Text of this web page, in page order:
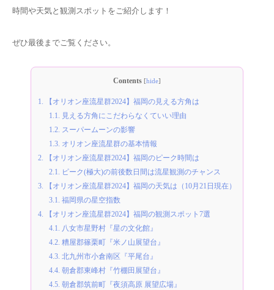
時間や天気と観測スポットをご紹介します！
ぜひ最後までご覧ください。
Contents [hide]
1. 【オリオン座流星群2024】福岡の見える方角は
1.1. 見える方角にこだわらなくていい理由
1.2. スーパームーンの影響
1.3. オリオン座流星群の基本情報
2. 【オリオン座流星群2024】福岡のピーク時間は
2.1. ピーク(極大)の前後数日間は流星観測のチャンス
3. 【オリオン座流星群2024】福岡の天気は（10月21日現在）
3.1. 福岡県の星空指数
4. 【オリオン座流星群2024】福岡の観測スポット7選
4.1. 八女市星野村『星の文化館』
4.2. 糟屋郡篠栗町『米ノ山展望台』
4.3. 北九州市小倉南区『平尾台』
4.4. 朝倉郡東峰村『竹棚田展望台』
4.5. 朝倉郡筑前町『夜須高原 展望広場』